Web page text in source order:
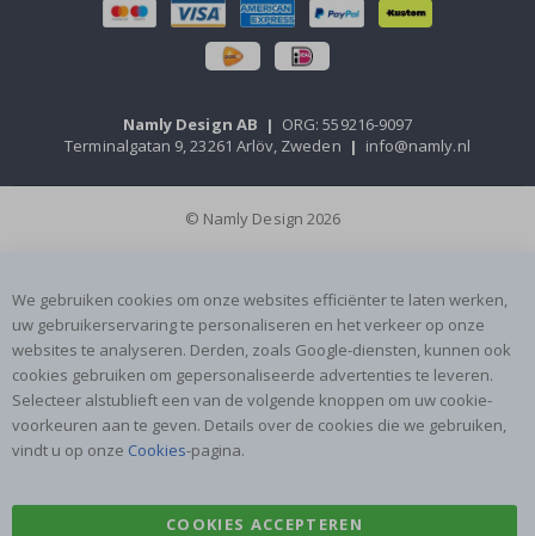
Namly Design AB | ORG: 559216-9097
Terminalgatan 9, 23261 Arlöv, Zweden | info@namly.nl
© Namly Design 2026
We gebruiken cookies om onze websites efficiënter te laten werken,
uw gebruikerservaring te personaliseren en het verkeer op onze
websites te analyseren. Derden, zoals Google-diensten, kunnen ook
cookies gebruiken om gepersonaliseerde advertenties te leveren.
Selecteer alstublieft een van de volgende knoppen om uw cookie-
voorkeuren aan te geven. Details over de cookies die we gebruiken,
vindt u op onze Cookies-pagina.
COOKIES ACCEPTEREN